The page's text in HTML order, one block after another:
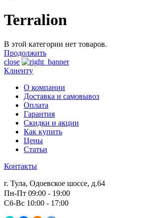
Terralion
В этой категории нет товаров.
Продолжить
close
Клиенту
О компании
Доставка и самовывоз
Оплата
Гарантия
Скидки и акции
Как купить
Цены
Статьи
Контакты
г. Тула, Одоевское шоссе, д.64
Пн-Пт 09:00 - 19:00
Сб-Вс 10:00 - 17:00